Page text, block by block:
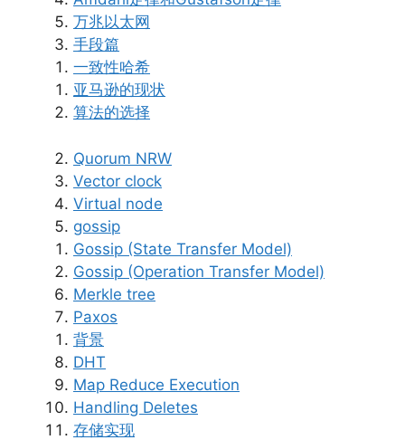
万兆以太网
手段篇
一致性哈希
亚马逊的现状
算法的选择
Quorum NRW
Vector clock
Virtual node
gossip
Gossip (State Transfer Model)
Gossip (Operation Transfer Model)
Merkle tree
Paxos
背景
DHT
Map Reduce Execution
Handling Deletes
存储实现